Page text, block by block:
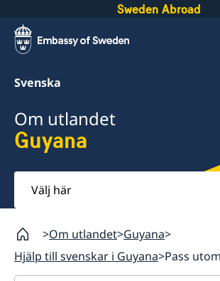
Sweden Abroad
Svenska
Om utlandet
Guyana
Välj
här
Om utlandet Guyana
Hjälp till svenskar i Guyana Pass